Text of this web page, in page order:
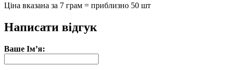
Ціна вказана за 7 грам = приблизно 50 шт
Написати відгук
Ваше Ім’я: